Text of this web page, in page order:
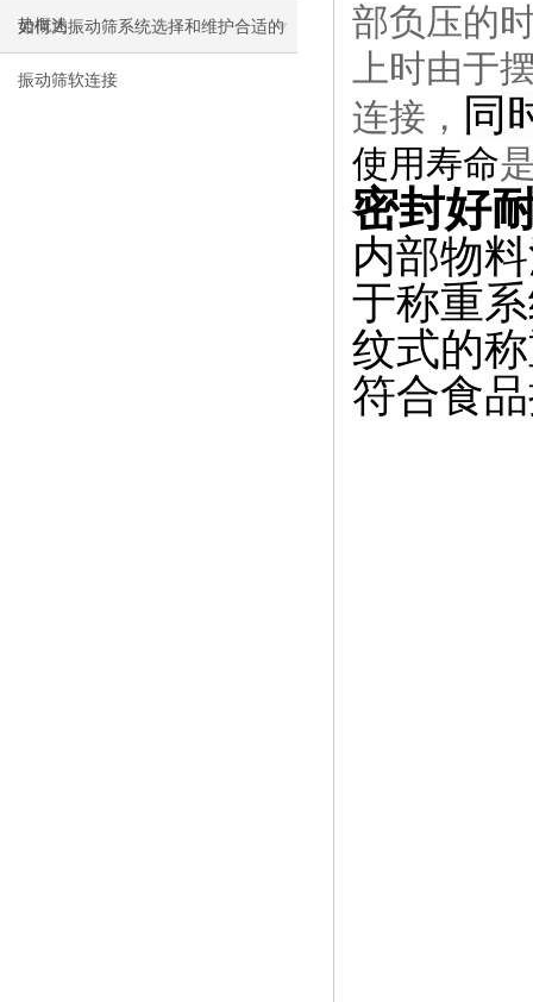
势概述
如何为振动筛系统选择和维护合适的
振动筛软连接
部负压的
上时由于
连接， 同
使用寿命
密封好
内部物
于称重
纹式的
符合食